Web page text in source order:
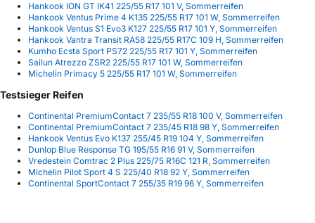
Hankook ION GT IK41 225/55 R17 101 V, Sommerreifen
Hankook Ventus Prime 4 K135 225/55 R17 101 W, Sommerreifen
Hankook Ventus S1 Evo3 K127 225/55 R17 101 Y, Sommerreifen
Hankook Vantra Transit RA58 225/55 R17C 109 H, Sommerreifen
Kumho Ecsta Sport PS72 225/55 R17 101 Y, Sommerreifen
Sailun Atrezzo ZSR2 225/55 R17 101 W, Sommerreifen
Michelin Primacy 5 225/55 R17 101 W, Sommerreifen
Testsieger Reifen
Continental PremiumContact 7 235/55 R18 100 V, Sommerreifen
Continental PremiumContact 7 235/45 R18 98 Y, Sommerreifen
Hankook Ventus Evo K137 255/45 R19 104 Y, Sommerreifen
Dunlop Blue Response TG 195/55 R16 91 V, Sommerreifen
Vredestein Comtrac 2 Plus 225/75 R16C 121 R, Sommerreifen
Michelin Pilot Sport 4 S 225/40 R18 92 Y, Sommerreifen
Continental SportContact 7 255/35 R19 96 Y, Sommerreifen